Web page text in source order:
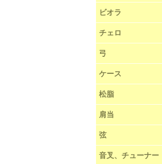
ビオラ
チェロ
弓
ケース
松脂
肩当
弦
音叉、チューナー